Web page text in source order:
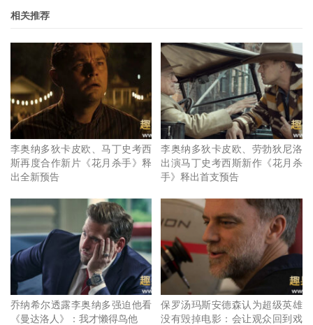
相关推荐
李奥纳多狄卡皮欧、马丁史考西
斯再度合作新片《花月杀手》释
出全新预告
李奥纳多狄卡皮欧、劳勃狄尼洛
出演马丁史考西斯新作《花月杀
手》释出首支预告
乔纳希尔透露李奥纳多强迫他看
《曼达洛人》：我才懒得鸟他
保罗汤玛斯安德森认为超级英雄
没有毁掉电影：会让观众回到戏